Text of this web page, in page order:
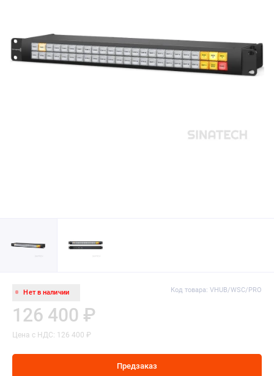
Нет в наличии Код товара: VHUB/WSC/PRO
126 400 ₽
Цена с НДС: 126 400 ₽
Предзаказ